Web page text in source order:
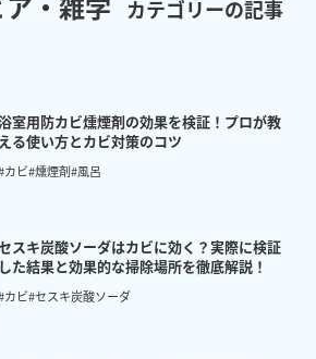
カテゴリーの記事
室用防カビ燻煙剤の効果を検証！プロが教
える使い方とカビ対策のコツ
カビ#燻煙剤#風呂
スキ炭酸ソーダはカビに効く？実際に検証
した結果と効果的な掃除場所を徹底解説！
カビ#セスキ炭酸ソーダ